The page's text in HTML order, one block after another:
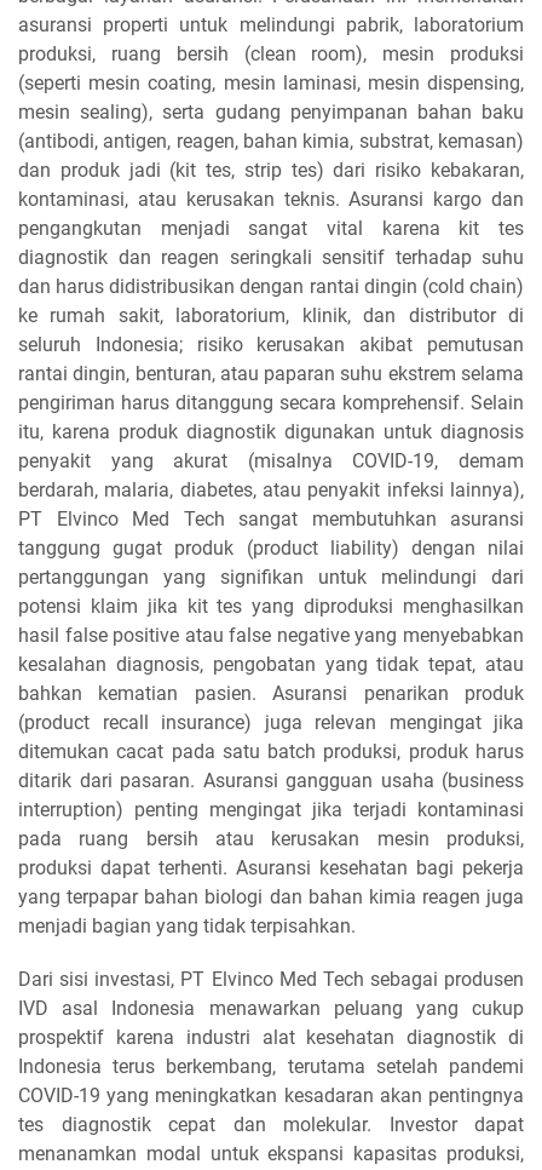
asuransi properti untuk melindungi pabrik, laboratorium
produksi, ruang bersih (clean room), mesin produksi
(seperti mesin coating, mesin laminasi, mesin dispensing,
mesin sealing), serta gudang penyimpanan bahan baku
(antibodi, antigen, reagen, bahan kimia, substrat, kemasan)
dan produk jadi (kit tes, strip tes) dari risiko kebakaran,
kontaminasi, atau kerusakan teknis. Asuransi kargo dan
pengangkutan menjadi sangat vital karena kit tes
diagnostik dan reagen seringkali sensitif terhadap suhu
dan harus didistribusikan dengan rantai dingin (cold chain)
ke rumah sakit, laboratorium, klinik, dan distributor di
seluruh Indonesia; risiko kerusakan akibat pemutusan
rantai dingin, benturan, atau paparan suhu ekstrem selama
pengiriman harus ditanggung secara komprehensif. Selain
itu, karena produk diagnostik digunakan untuk diagnosis
penyakit yang akurat (misalnya COVID-19, demam
berdarah, malaria, diabetes, atau penyakit infeksi lainnya),
PT Elvinco Med Tech sangat membutuhkan asuransi
tanggung gugat produk (product liability) dengan nilai
pertanggungan yang signifikan untuk melindungi dari
potensi klaim jika kit tes yang diproduksi menghasilkan
hasil false positive atau false negative yang menyebabkan
kesalahan diagnosis, pengobatan yang tidak tepat, atau
bahkan kematian pasien. Asuransi penarikan produk
(product recall insurance) juga relevan mengingat jika
ditemukan cacat pada satu batch produksi, produk harus
ditarik dari pasaran. Asuransi gangguan usaha (business
interruption) penting mengingat jika terjadi kontaminasi
pada ruang bersih atau kerusakan mesin produksi,
produksi dapat terhenti. Asuransi kesehatan bagi pekerja
yang terpapar bahan biologi dan bahan kimia reagen juga
menjadi bagian yang tidak terpisahkan.
Dari sisi investasi, PT Elvinco Med Tech sebagai produsen
IVD asal Indonesia menawarkan peluang yang cukup
prospektif karena industri alat kesehatan diagnostik di
Indonesia terus berkembang, terutama setelah pandemi
COVID-19 yang meningkatkan kesadaran akan pentingnya
tes diagnostik cepat dan molekular. Investor dapat
menanamkan modal untuk ekspansi kapasitas produksi,